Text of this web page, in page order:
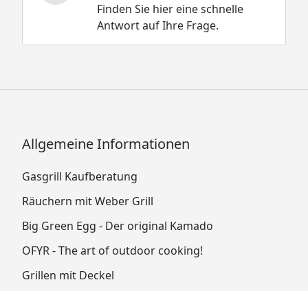
Finden Sie hier eine schnelle
Antwort auf Ihre Frage.
Allgemeine Informationen
Gasgrill Kaufberatung
Räuchern mit Weber Grill
Big Green Egg - Der original Kamado
OFYR - The art of outdoor cooking!
Grillen mit Deckel